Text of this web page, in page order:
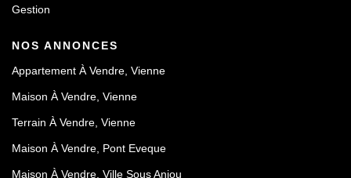
Gestion
NOS ANNONCES
Appartement À Vendre, Vienne
Maison À Vendre, Vienne
Terrain À Vendre, Vienne
Maison À Vendre, Pont Eveque
Maison À Vendre, Ville Sous Anjou